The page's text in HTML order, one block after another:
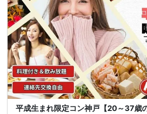
平成生まれ限定コン神戸【20～37歳